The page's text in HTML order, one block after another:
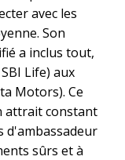
avec les
Son
a inclus tout,
Life) aux
Motors). Ce
attrait constant
d'ambassadeur
sûrs et à